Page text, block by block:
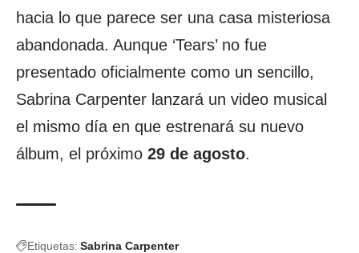
hacia lo que parece ser una casa misteriosa
abandonada. Aunque ‘Tears’ no fue
presentado oficialmente como un sencillo,
Sabrina Carpenter lanzará un video musical
el mismo día en que estrenará su nuevo
álbum, el próximo 29 de agosto.
Etiquetas: Sabrina Carpenter